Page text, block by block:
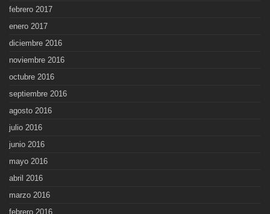
febrero 2017
enero 2017
diciembre 2016
noviembre 2016
octubre 2016
septiembre 2016
agosto 2016
julio 2016
junio 2016
mayo 2016
abril 2016
marzo 2016
febrero 2016